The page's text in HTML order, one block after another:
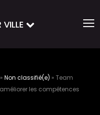
» Non classifié(e) » Team
les compétences